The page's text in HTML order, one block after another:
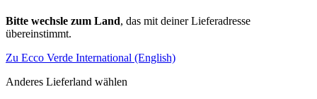
Bitte wechsle zum Land, das mit deiner Lieferadresse
übereinstimmt.
Zu Ecco Verde International (English)
Anderes Lieferland wählen